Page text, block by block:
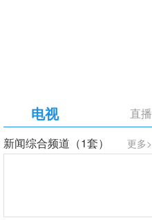
直播
电视
更多>
新闻综合频道（1套）